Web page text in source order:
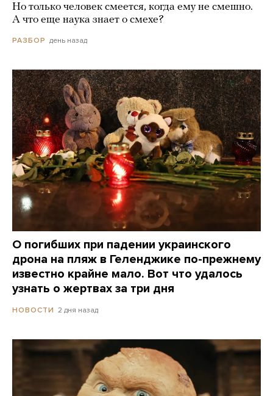
Но только человек смеется, когда ему не смешно.
А что еще наука знает о смехе?
РАЗБОР день назад
О погибших при падении украинского
дрона на пляж в Геленджике по-прежнему
известно крайне мало. Вот что удалось
узнать о жертвах за три дня
НОВОСТИ 2 дня назад